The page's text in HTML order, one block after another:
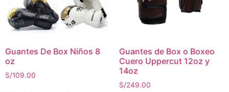
Guantes De Box Niños 8
oz
S/109.00
Guantes de Box o Boxeo
Cuero Uppercut 12oz y
14oz
S/249.00